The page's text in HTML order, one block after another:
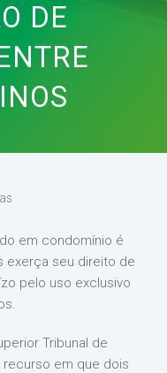
DE
em condomínio é
exerça seu direito de
pelo uso exclusivo
Tribunal de
em que dois